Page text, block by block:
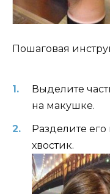
Пошаговая
Выделите
на макушке.
Разделите
хвостик.